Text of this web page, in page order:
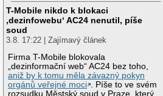
T-Mobile nikdo k blokaci
‚dezinfowebu‘ AC24 nenutil, píše
soud
3.8. 17:22 | Zajímavý článek
Firma T-Mobile blokovala
„dezinformační web“ AC24 bez toho,
aniž by k tomu měla závazný pokyn
orgánů veřejné moci . Píše to ve svém
rozsudku Městský soud v Praze, který